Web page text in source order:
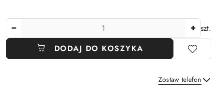
szt.
DODAJ DO KOSZYKA
Zostaw telefon